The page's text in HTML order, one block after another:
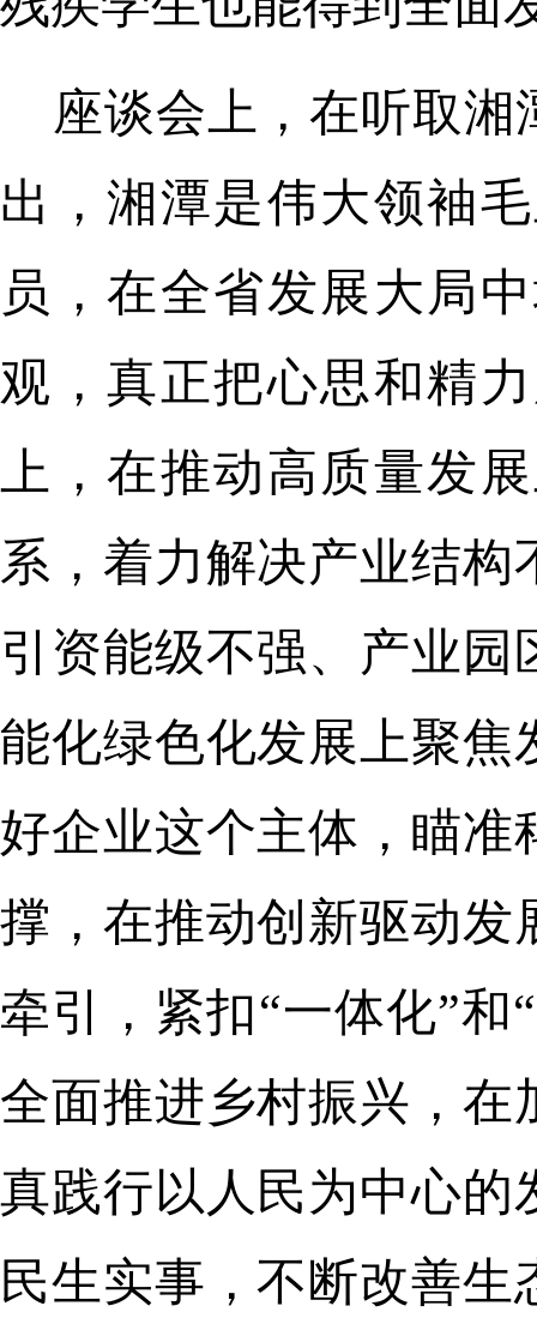
座谈会上，在听取
出，湘潭是伟大领袖
员，在全省发展大局
观，真正把心思和精
上，在推动高质量发
系，着力解决产业结
引资能级不强、产业
能化绿色化发展上聚
好企业这个主体，瞄
撑，在推动创新驱动发
牵引，紧扣“一体化”
全面推进乡村振兴，
真践行以人民为中心的
民生实事，不断改善